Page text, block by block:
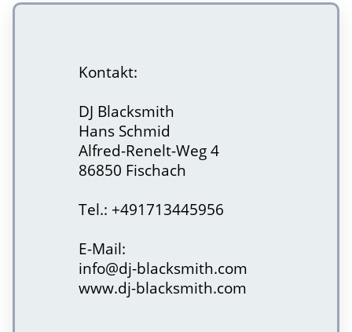
Kontakt:
DJ Blacksmith
Hans Schmid
Alfred-Renelt-Weg 4
86850 Fischach
Tel.: +491713445956
E-Mail:
info@dj-blacksmith.com
www.dj-blacksmith.com